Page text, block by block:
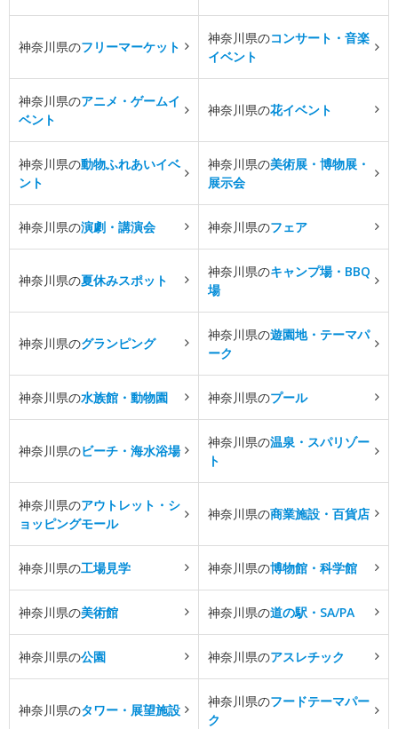
神奈川県のフリーマーケット
神奈川県のコンサート・音楽
イベント
神奈川県のアニメ・ゲームイ
ベント
神奈川県の花イベント
神奈川県の動物ふれあいイベ
ント
神奈川県の美術展・博物展・
展示会
神奈川県の演劇・講演会 神奈川県のフェア
神奈川県の夏休みスポット
神奈川県のキャンプ場・BBQ
場
神奈川県のグランピング
神奈川県の遊園地・テーマパ
ーク
神奈川県の水族館・動物園 神奈川県のプール
神奈川県のビーチ・海水浴場
神奈川県の温泉・スパリゾー
ト
神奈川県のアウトレット・シ
ョッピングモール
神奈川県の商業施設・百貨店
神奈川県の工場見学 神奈川県の博物館・科学館
神奈川県の美術館 神奈川県の道の駅・SA/PA
神奈川県の公園 神奈川県のアスレチック
神奈川県のタワー・展望施設
神奈川県のフードテーマパー
ク